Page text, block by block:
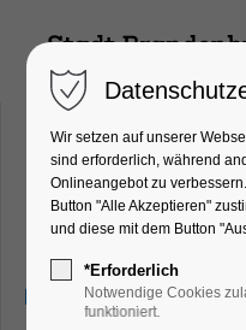
Orgelmusik
Konzert, Musik
28.07.2025,
Wir setzen auf unserer
sind erforderlich, während
Onlineangebot zu
Button "Alle Akzeptieren"
und diese mit dem Button
*Erforderlich
Notwendige Cookies
funktioniert.